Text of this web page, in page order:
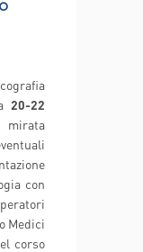
20-22
, mirata
con
Medici
corso